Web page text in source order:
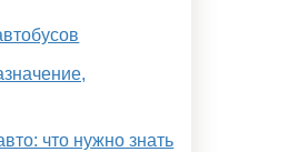
что нужно знать